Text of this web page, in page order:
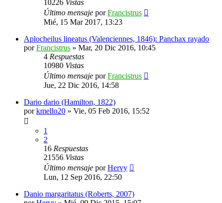
10226 Vistas
Último mensaje porFrancistrus
Mié, 15 Mar 2017, 13:23
Aplocheilus lineatus (Valenciennes, 1846): Panchax rayado
porFrancistrus » Mar, 20 Dic 2016, 10:45
4 Respuestas
10980 Vistas
Último mensaje porFrancistrus
Jue, 22 Dic 2016, 14:58
Dario dario (Hamilton, 1822)
porkmello20 » Vie, 05 Feb 2016, 15:52
1
2
16 Respuestas
21556 Vistas
Último mensaje porHervy
Lun, 12 Sep 2016, 22:50
Danio margaritatus (Roberts, 2007)